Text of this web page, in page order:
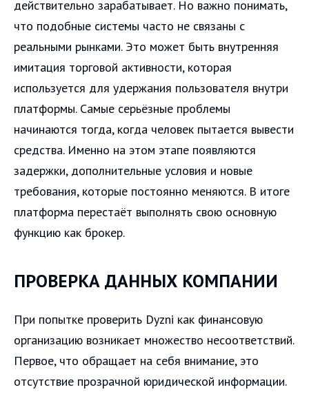
действительно зарабатывает. Но важно понимать,
что подобные системы часто не связаны с
реальными рынками. Это может быть внутренняя
имитация торговой активности, которая
используется для удержания пользователя внутри
платформы. Самые серьёзные проблемы
начинаются тогда, когда человек пытается вывести
средства. Именно на этом этапе появляются
задержки, дополнительные условия и новые
требования, которые постоянно меняются. В итоге
платформа перестаёт выполнять свою основную
функцию как брокер.
ПРОВЕРКА ДАННЫХ КОМПАНИИ
При попытке проверить Dyzni как финансовую
организацию возникает множество несоответствий.
Первое, что обращает на себя внимание, это
отсутствие прозрачной юридической информации.